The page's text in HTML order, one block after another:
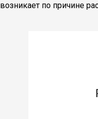
возникает по причине